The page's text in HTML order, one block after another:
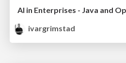
ivargrimstad